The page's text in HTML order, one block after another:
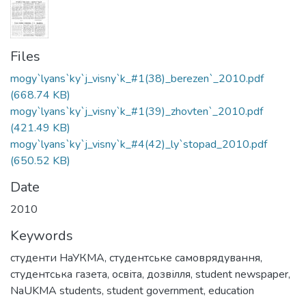
Files
mogy`lyans`ky`j_visny`k_#1(38)_berezen`_2010.pdf
(668.74 KB)
mogy`lyans`ky`j_visny`k_#1(39)_zhovten`_2010.pdf
(421.49 KB)
mogy`lyans`ky`j_visny`k_#4(42)_ly`stopad_2010.pdf
(650.52 KB)
Date
2010
Keywords
студенти НаУКМА, студентське самоврядування,
студентська газета, освіта, дозвілля, student newspaper,
NaUKMA students, student government, education